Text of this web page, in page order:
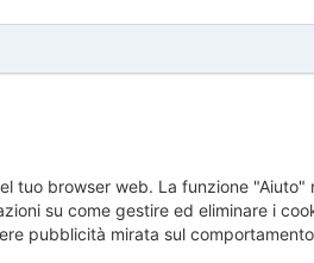
tuo browser web. La funzione "Aiuto"
su come gestire ed eliminare i
pubblicità mirata sul